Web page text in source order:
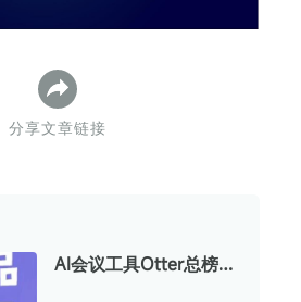
分享文章链接
AI会议工具Otter总榜排